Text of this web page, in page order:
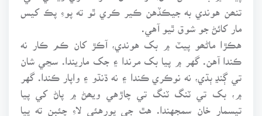
تنھن هوندي به جيڪڏهن ڪير ڪري ٿو ته پوءِ پڪ کيس
مار کائڻ جو شوق ٿيو آهي.
هڪڙا ماڻھو پيٽ ۾ بک هوندي، آڪڙ کان ڪم ڪار نه
ڪندا آهن. گهر ۾ پيا بک مرندا ۽ جک ماريندا. سڃي شان
تي ڳنڍ ٻڌي، نه نوڪري ڪندا ۽ نه ڌنڌو ۽ واپار ڪندا. گهر
۾، بک تي ٽنگ ٽنگ تي چاڙهي ويھڻ ۾ پاڻ کي پيا
تيسمار خان سمجهندا. هٿ جي پورهئي لاءِ چئبن ته پيا